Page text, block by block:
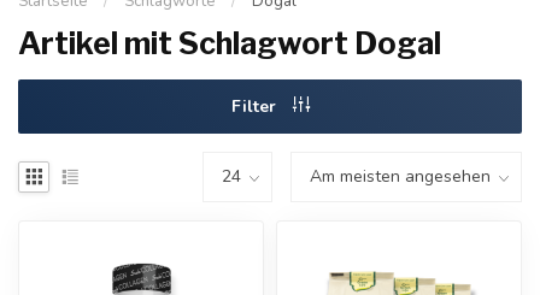
Artikel mit Schlagwort Dogal
Filter